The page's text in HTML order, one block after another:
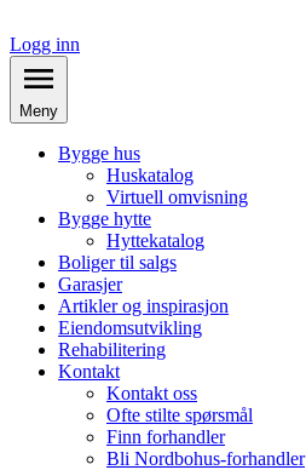
Logg inn
Meny
Bygge hus
Huskatalog
Virtuell omvisning
Bygge hytte
Hyttekatalog
Boliger til salgs
Garasjer
Artikler og inspirasjon
Eiendomsutvikling
Rehabilitering
Kontakt
Kontakt oss
Ofte stilte spørsmål
Finn forhandler
Bli Nordbohus-forhandler